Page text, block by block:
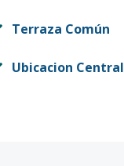
Terraza Común
Ubicacion Central